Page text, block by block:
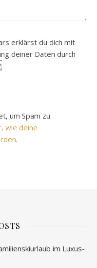
erklärst du dich mit
deiner Daten durch
um Spam zu
wie deine
.
im Luxus-